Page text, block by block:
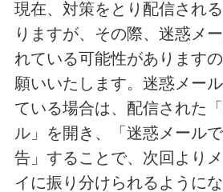
現在、対策をとり配信され
りますが、その際、迷惑メ
れている可能性があります
願いいたします。迷惑メー
ている場合は、配信された
ル」を開き、「迷惑メール
告」することで、次回より
イに振り分けられるようにな